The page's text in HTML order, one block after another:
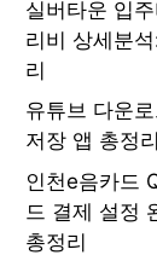
실버타운 입
리비 상세분
리
유튜브 다운
저장 앱 총정
인천e음카드
드 결제 설정
총정리